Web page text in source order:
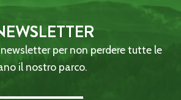
per non perdere tutte le
il nostro parco.